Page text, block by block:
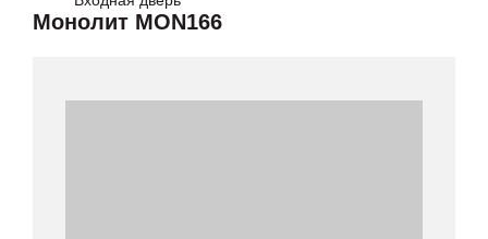
Монолит MON166